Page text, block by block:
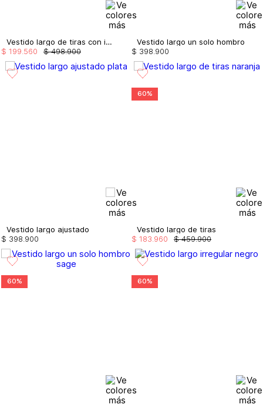
Vestido largo de tiras con insumos
$ 498.900
$ 199 560
Vestido largo un solo hombro
$ 398 900
Vestido largo ajustado
$ 398 900
60%
Vestido largo de tiras
$ 459.900
$ 183 960
60% 60%